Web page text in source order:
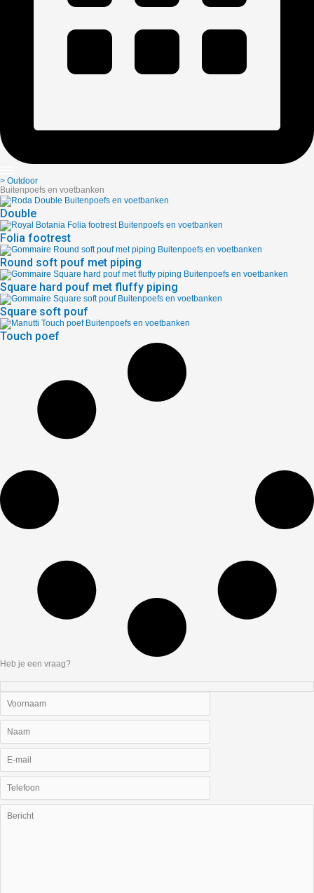
> Outdoor
Buitenpoefs en voetbanken
Double
Folia footrest
Round soft pouf met piping
Square hard pouf met fluffy piping
Square soft pouf
Touch poef
Heb je een vraag?